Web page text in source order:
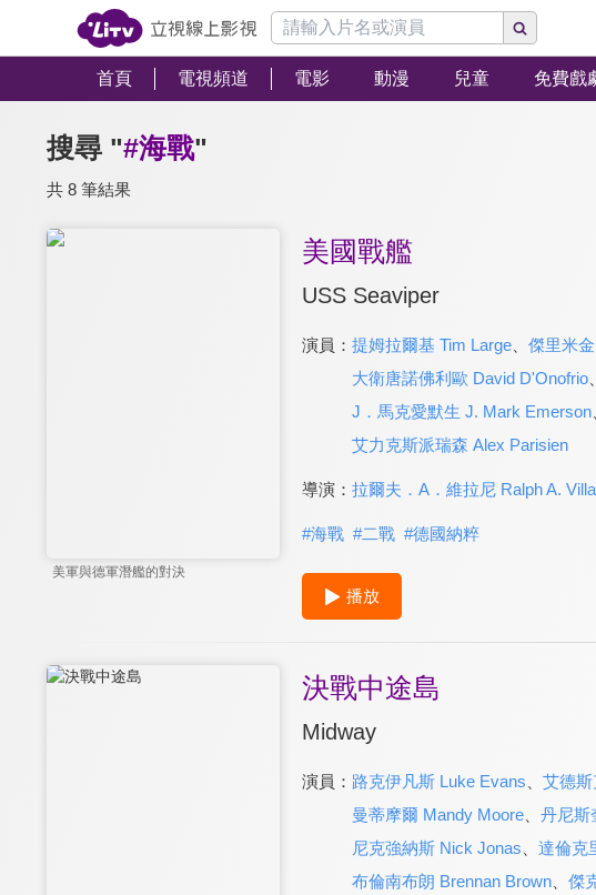
首頁 電視頻道 電影 動漫 兒童 免費戲
搜尋 "#海戰"
共 8 筆結果
美軍與德軍潛艦的對決
美國戰艦
USS Seaviper
演員： 提姆拉爾基 Tim Large、 傑里米
大衛唐諾佛利歐 David D'Onofrio、
J．馬克愛默生 J. Mark Emerson
艾力克斯派瑞森 Alex Parisien
導演： 拉爾夫．A．維拉尼 Ralph A.
#海戰 #二戰 #德國納粹
播放
決戰中途島
Midway
演員： 路克伊凡斯 Luke Evans 艾德
曼蒂摩爾 Mandy Moore、 丹尼斯
尼克強納斯 Nick Jonas
達倫克
布倫南布朗 Brennan Brown、 傑